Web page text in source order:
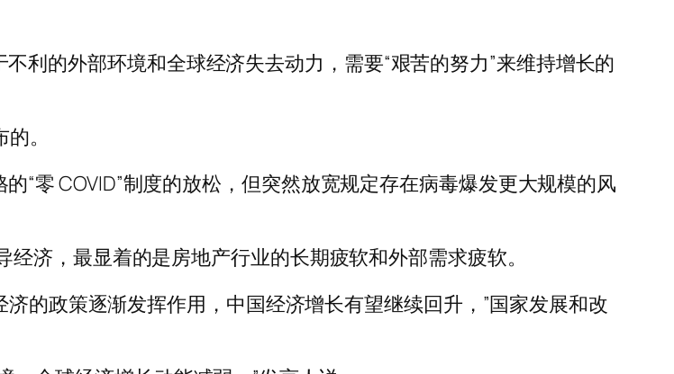
利的外部环境和全球经济失去动力，需要“艰苦的努力”来维持增长的
。
“零 COVID”制度的放松，但突然放宽规定存在病毒爆发更大规模的风
济，最显着的是房地产行业的长期疲软和外部需求疲软。
的政策逐渐发挥作用，中国经济增长有望继续回升，”国家发展和改